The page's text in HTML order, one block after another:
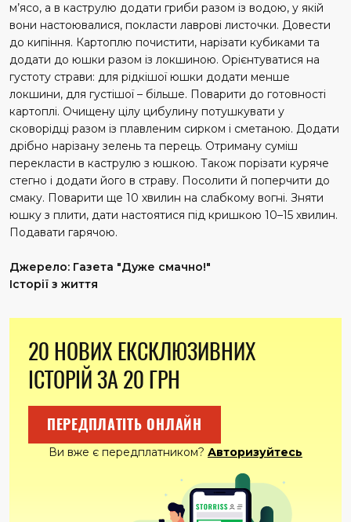
м’ясо, а в каструлю додати гриби разом із водою, у якій
вони настоювалися, покласти лаврові листочки. Довести
до кипіння. Картоплю почистити, нарізати кубиками та
додати до юшки разом із локшиною. Орієнтуватися на
густоту страви: для рідкішої юшки додати менше
локшини, для густішої – більше. Поварити до готовності
картоплі. Очищену цілу цибулину потушкувати у
сковорідці разом із плавленим сирком і сметаною. Додати
дрібно нарізану зелень та перець. Отриману суміш
перекласти в каструлю з юшкою. Також порізати куряче
стегно і додати його в страву. Посолити й поперчити до
смаку. Поварити ще 10 хвилин на слабкому вогні. Зняти
юшку з плити, дати настоятися під кришкою 10–15 хвилин.
Подавати гарячою.
Джерело: Газета "Дуже смачно!"
Історії з життя
20 НОВИХ ЕКСКЛЮЗИВНИХ
ІСТОРІЙ ЗА 20 ГРН
ПЕРЕДПЛАТІТЬ ОНЛАЙН
Ви вже є передплатником? Авторизуйтесь